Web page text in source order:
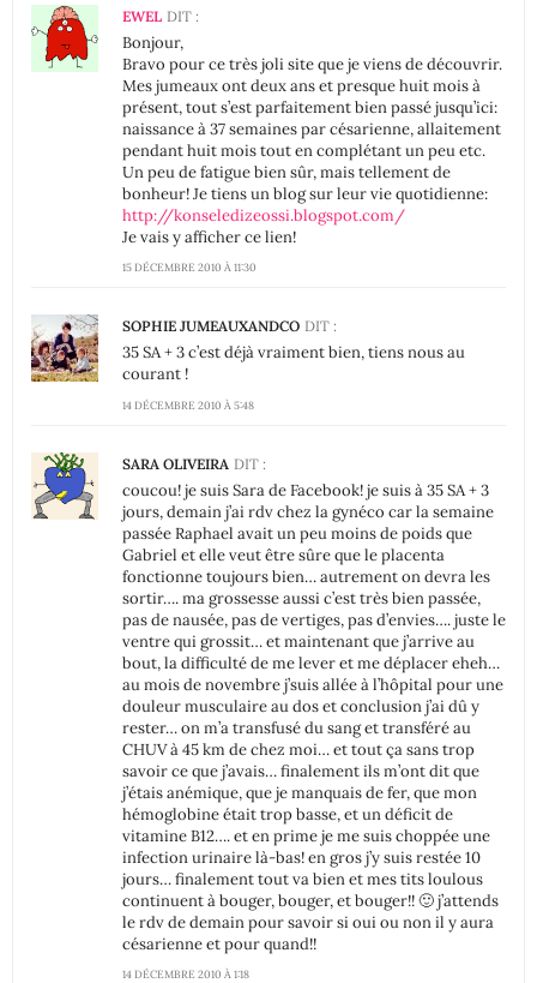
EWEL DIT :
15 DÉCEMBRE 2010 À 11:30
Bonjour,
Bravo pour ce très joli site que je viens de découvrir.
Mes jumeaux ont deux ans et presque huit mois à
présent, tout s’est parfaitement bien passé jusqu’ici:
naissance à 37 semaines par césarienne, allaitement
pendant huit mois tout en complétant un peu etc.
Un peu de fatigue bien sûr, mais tellement de
bonheur! Je tiens un blog sur leur vie quotidienne:
http://konseledizeossi.blogspot.com/
Je vais y afficher ce lien!
SOPHIE JUMEAUXANDCO DIT :
14 DÉCEMBRE 2010 À 5:48
35 SA + 3 c’est déjà vraiment bien, tiens nous au
courant !
SARA OLIVEIRA DIT :
14 DÉCEMBRE 2010 À 1:18
coucou! je suis Sara de Facebook! je suis à 35 SA + 3
jours, demain j’ai rdv chez la gynéco car la semaine
passée Raphael avait un peu moins de poids que
Gabriel et elle veut être sûre que le placenta
fonctionne toujours bien… autrement on devra les
sortir…. ma grossesse aussi c’est très bien passée,
pas de nausée, pas de vertiges, pas d’envies…. juste le
ventre qui grossit… et maintenant que j’arrive au
bout, la difficulté de me lever et me déplacer eheh…
au mois de novembre j’suis allée à l’hôpital pour une
douleur musculaire au dos et conclusion j’ai dû y
rester… on m’a transfusé du sang et transféré au
CHUV à 45 km de chez moi… et tout ça sans trop
savoir ce que j’avais… finalement ils m’ont dit que
j’étais anémique, que je manquais de fer, que mon
hémoglobine était trop basse, et un déficit de
vitamine B12…. et en prime je me suis choppée une
infection urinaire là-bas! en gros j’y suis restée 10
jours… finalement tout va bien et mes tits loulous
continuent à bouger, bouger, et bouger!! 🙂 j’attends
le rdv de demain pour savoir si oui ou non il y aura
césarienne et pour quand!!